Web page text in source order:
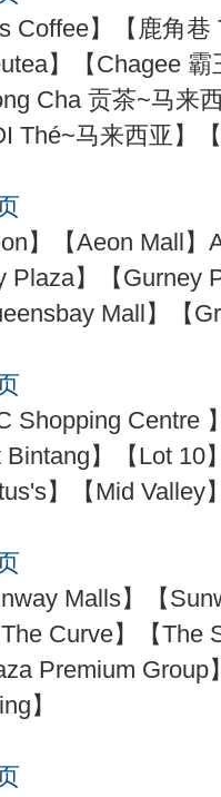
Coffee】【鹿角
】【Chagee
Cha 贡茶~马来
Thé~马来西亚】
】【Aeon Mall
Plaza】【Gurney
Mall】【
Shopping Centre
Bintang】【Lot 10
】【Mid
Malls】【
Curve】【The
Premium
】